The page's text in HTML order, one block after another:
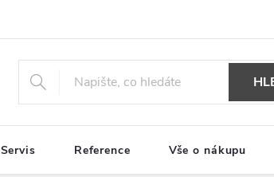
Servis Reference Vše o nákupu